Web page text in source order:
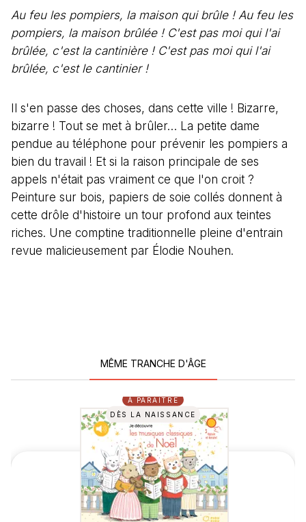
Au feu les pompiers, la maison qui brûle ! Au feu les
pompiers, la maison brûlée ! C'est pas moi qui l'ai
brûlée, c'est la cantinière ! C'est pas moi qui l'ai
brûlée, c'est le cantinier !
Il s'en passe des choses, dans cette ville ! Bizarre,
bizarre ! Tout se met à brûler… La petite dame
pendue au téléphone pour prévenir les pompiers a
bien du travail ! Et si la raison principale de ses
appels n'était pas vraiment ce que l'on croit ?
Peinture sur bois, papiers de soie collés donnent à
cette drôle d'histoire un tour profond aux teintes
riches. Une comptine traditionnelle pleine d'entrain
revue malicieusement par Élodie Nouhen.
MÊME TRANCHE D'ÂGE
À PARAÎTRE
DÈS LA NAISSANCE